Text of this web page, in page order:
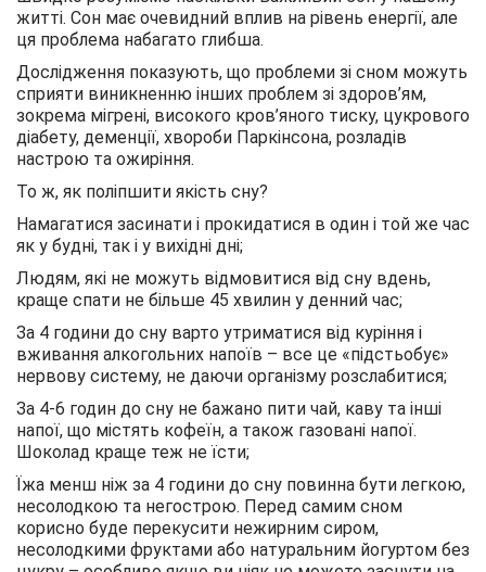
житті. Сон має очевидний вплив на рівень енергії, але
ця проблема набагато глибша.
Дослідження показують, що проблеми зі сном можуть
сприяти виникненню інших проблем зі здоров’ям,
зокрема мігрені, високого кров’яного тиску, цукрового
діабету, деменції, хвороби Паркінсона, розладів
настрою та ожиріння.
То ж, як поліпшити якість сну?
Намагатися засинати і прокидатися в один і той же час
як у будні, так і у вихідні дні;
Людям, які не можуть відмовитися від сну вдень,
краще спати не більше 45 хвилин у денний час;
За 4 години до сну варто утриматися від куріння і
вживання алкогольних напоїв – все це «підстьобує»
нервову систему, не даючи організму розслабитися;
За 4-6 годин до сну не бажано пити чай, каву та інші
напої, що містять кофеїн, а також газовані напої.
Шоколад краще теж не їсти;
Їжа менш ніж за 4 години до сну повинна бути легкою,
несолодкою та негострою. Перед самим сном
корисно буде перекусити нежирним сиром,
несолодкими фруктами або натуральним йогуртом без